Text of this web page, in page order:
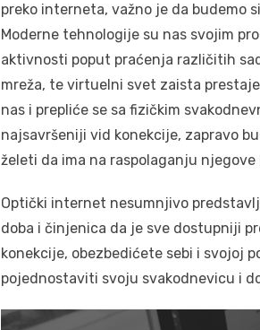
preko interneta, važno je da budemo
Moderne tehnologije su nas svojim
aktivnosti poput praćenja različitih
mreža, te virtuelni svet zaista
nas i prepliće se sa fizičkim
najsavršeniji vid konekcije, zapravo
želeti da ima na raspolaganju njegove
Optički internet nesumnjivo
doba i činjenica da je sve dostupniji
konekcije, obezbedićete sebi i svojoj
pojednostaviti svoju svakodnevicu i